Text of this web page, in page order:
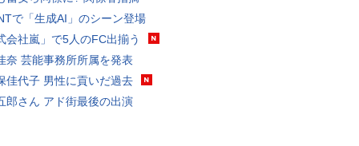
で「生成AI」のシーン登場
会社嵐」で5人のFC出揃う
奈 芸能事務所所属を発表
佳代子 男性に貢いだ過去
郎さん アド街最後の出演